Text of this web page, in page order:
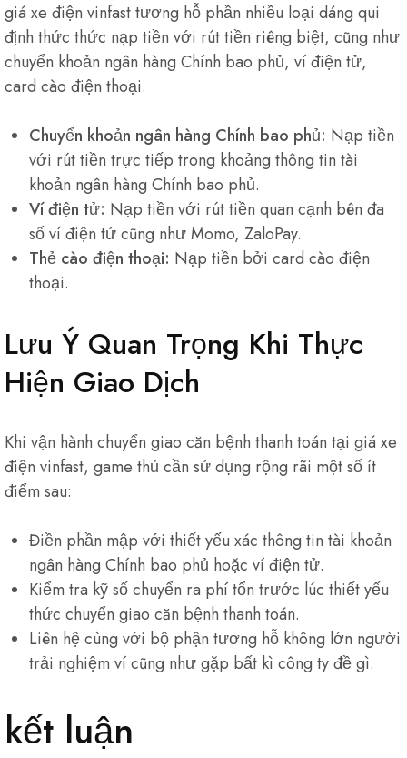
giá xe điện vinfast tương hỗ phần nhiều loại dáng qui
định thức thức nạp tiền với rút tiền riêng biệt, cũng như
chuyển khoản ngân hàng Chính bao phủ, ví điện tử,
card cào điện thoại.
Chuyển khoản ngân hàng Chính bao phủ: Nạp tiền
với rút tiền trực tiếp trong khoảng thông tin tài
khoản ngân hàng Chính bao phủ.
Ví điện tử: Nạp tiền với rút tiền quan cạnh bên đa
số ví điện tử cũng như Momo, ZaloPay.
Thẻ cào điện thoại: Nạp tiền bởi card cào điện
thoại.
Lưu Ý Quan Trọng Khi Thực
Hiện Giao Dịch
Khi vận hành chuyển giao căn bệnh thanh toán tại giá xe
điện vinfast, game thủ cần sử dụng rộng rãi một số ít
điểm sau:
Điền phần mập với thiết yếu xác thông tin tài khoản
ngân hàng Chính bao phủ hoặc ví điện tử.
Kiểm tra kỹ số chuyển ra phí tổn trước lúc thiết yếu
thức chuyển giao căn bệnh thanh toán.
Liên hệ cùng với bộ phận tương hỗ không lớn người
trải nghiệm ví cũng như gặp bất kì công ty đề gì.
kết luận